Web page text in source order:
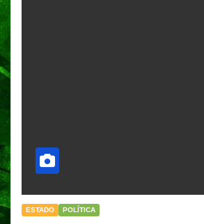
ESTADO POLÍTICA